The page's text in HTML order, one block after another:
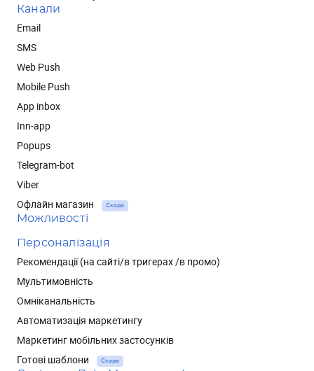
Канали
Email
SMS
Web Push
Mobile Push
App inbox
Inn-app
Popups
Telegram-bot
Viber
Офлайн магазин
Скоро
Можливості
Персоналізація
Рекомендації (на сайті/в тригерах /в промо)
Мультимовність
Омніканальність
Автоматизація маркетингу
Маркетинг мобільних застосунків
Готові шаблони
Скоро